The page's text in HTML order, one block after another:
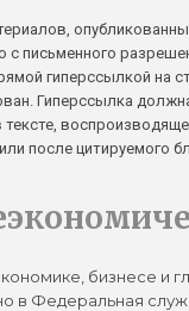
с письменного
гиперссылкой на
Гиперссылка
тексте,
после цитируемого
бизнесе и
в Федеральная